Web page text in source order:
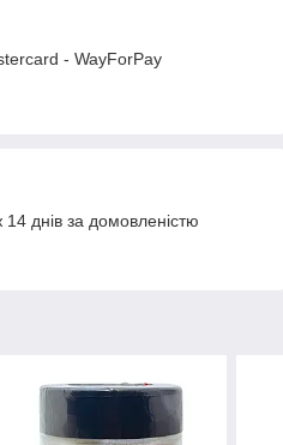
- WayForPay
днів за домовленістю